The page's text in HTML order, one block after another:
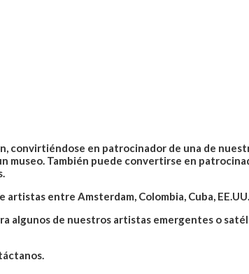
convirtiéndose en patrocinador de una de
museo. También puede convertirse en
entre Amsterdam, Colombia, Cuba,
algunos de nuestros artistas emergentes o